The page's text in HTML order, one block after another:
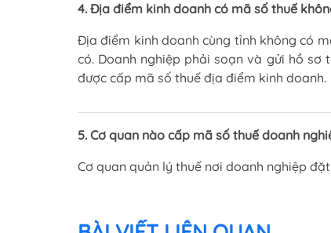
4. Địa điểm kinh doanh có mã số thuế
Địa điểm kinh doanh cùng tỉnh không có
có. Doanh nghiệp phải soạn và gửi hồ
được cấp mã số thuế địa điểm kinh doanh.
5. Cơ quan nào cấp mã số thuế doanh
Cơ quan quản lý thuế nơi doanh nghiệp